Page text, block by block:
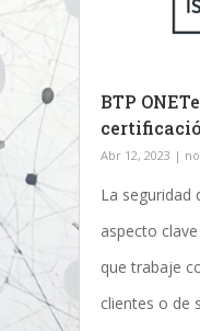
BTP
Abr 12, 2023 |
La seguridad
aspecto
que trabaje
clientes o de